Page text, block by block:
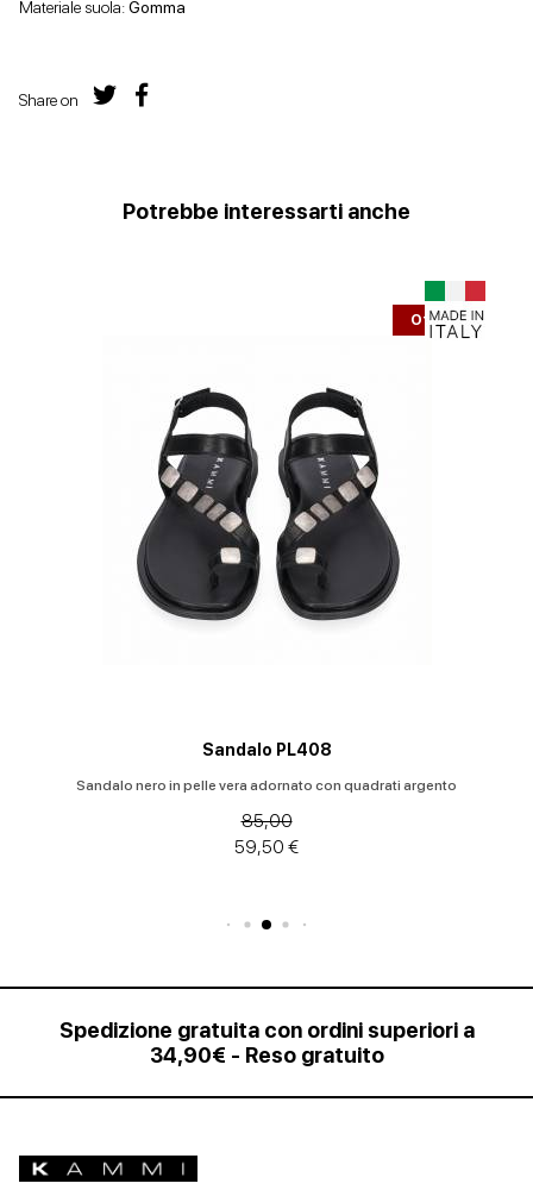
Materiale suola:Gomma
Share on
Potrebbe interessarti anche
Offerta
Sandalo PL408
Sandalo nero in pelle vera adornato con quadrati argento
85,00
59,50 €
Spedizione gratuita con ordini superiori a
34,90€ - Reso gratuito